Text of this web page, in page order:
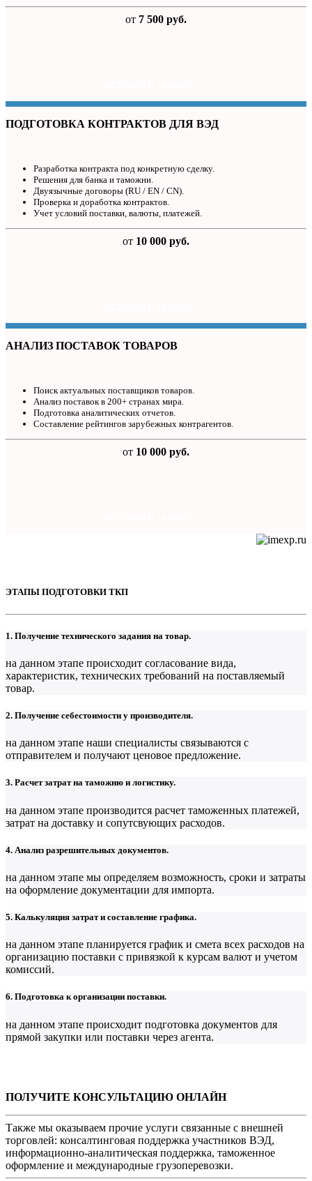
от 7 500 руб.
ПОДГОТОВКА КОНТРАКТОВ ДЛЯ ВЭД
Разработка контракта под конкретную сделку.
Решения для банка и таможни.
Двуязычные договоры (RU / EN / CN).
Проверка и доработка контрактов.
Учет условий поставки, валюты, платежей.
от 10 000 руб.
АНАЛИЗ ПОСТАВОК ТОВАРОВ
Поиск актуальных поставщиков товаров.
Анализ поставок в 200+ странах мира.
Подготовка аналитических отчетов.
Составление рейтингов зарубежных контрагентов.
от 10 000 руб.
ЭТАПЫ ПОДГОТОВКИ ТКП
1. Получение технического задания на товар.
на данном этапе происходит согласование вида,
характеристик, технических требований на поставляемый
товар.
2. Получение себестоимости у производителя.
на данном этапе наши специалисты связываются с
отправителем и получают ценовое предложение.
3. Расчет затрат на таможню и логистику.
на данном этапе производится расчет таможенных платежей,
затрат на доставку и сопутсвующих расходов.
4. Анализ разрешительных документов.
на данном этапе мы определяем возможность, сроки и затраты
на оформление документации для импорта.
5. Калькуляция затрат и составление графика.
на данном этапе планируется график и смета всех расходов на
организацию поставки с привязкой к курсам валют и учетом
комиссий.
6. Подготовка к организации поставки.
на данном этапе происходит подготовка документов для
прямой закупки или поставки через агента.
ПОЛУЧИТЕ КОНСУЛЬТАЦИЮ ОНЛАЙН
Также мы оказываем прочие услуги связанные с внешней
торговлей: консалтинговая поддержка участников ВЭД,
информационно-аналитическая поддержка, таможенное
оформление и международные грузоперевозки.